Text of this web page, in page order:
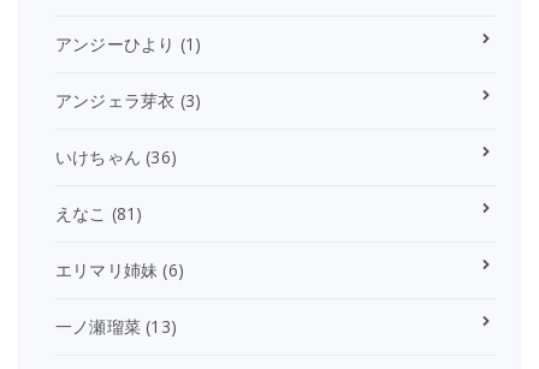
アンジーひより (1)
アンジェラ芽衣 (3)
いけちゃん (36)
えなこ (81)
エリマリ姉妹 (6)
一ノ瀬瑠菜 (13)